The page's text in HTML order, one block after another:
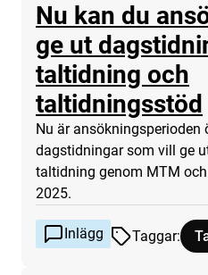
Nu kan du
ge ut
taltidning och
taltidningsstöd
Nu är ansökningsperioden
dagstidningar som vill ge
taltidning genom MTM
2025.
Inlägg Taggar: